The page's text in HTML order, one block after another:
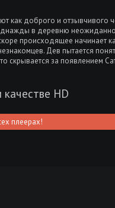
как доброго и отзывчивого
в деревню
происходящее начинает
Дев пытается
скрывается за появлением
HD
плеерах!